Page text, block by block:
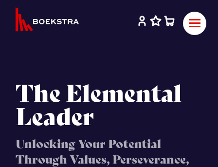
The Elemental
Leader
Unlocking Your Potential
Through Values, Perseverance,